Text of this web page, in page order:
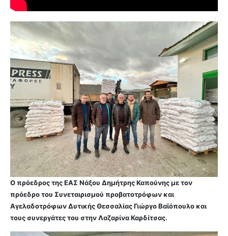
Ο πρόεδρος της ΕΑΣ Νάξου Δημήτρης Καπούνης με τον
πρόεδρο του Συνεταιρισμού προβατοτρόφων και
Αγελαδοτρόφων Δυτικής Θεσσαλίας Γιώργο Βαϊόπουλο και
τους συνεργάτες του στην Λαζαρίνα Καρδίτσας.